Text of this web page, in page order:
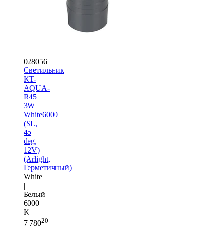
028056
Светильник
KT-
AQUA-
R45-
3W
White6000
(SL,
45
deg,
12V)
(Arlight,
Герметичный)
White
|
Белый
6000
K
7 78020